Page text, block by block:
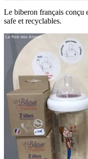
Le biberon français conçu
safe et recyclables.